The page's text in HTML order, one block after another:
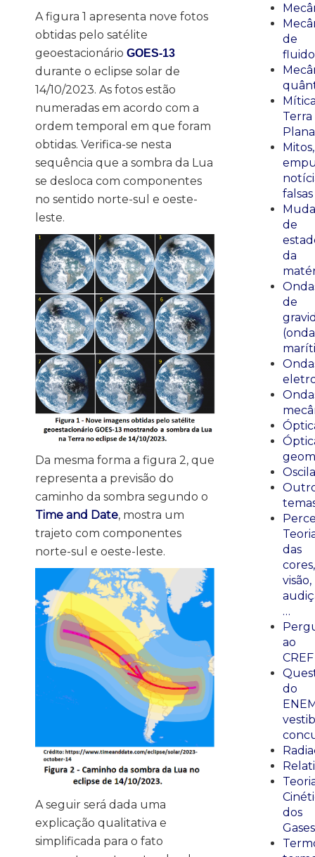
A figura 1 apresenta nove fotos
obtidas pelo satélite
geoestacionário GOES-13
durante o eclipse solar de
14/10/2023. As fotos estão
numeradas em acordo com a
ordem temporal em que foram
obtidas. Verifica-se nesta
sequência que a sombra da Lua
se desloca com componentes
no sentido norte-sul e oeste-
leste.
Da mesma forma a figura 2, que
representa a previsão do
caminho da sombra segundo o
Time and Date, mostra um
trajeto com componentes
norte-sul e oeste-leste.
A seguir será dada uma
explicação qualitativa e
simplificada para o fato
de
Terra
Plana
Mitos,
falsas
de
da
de
das
cores,
visão,
…
ao
CREF
do
dos
Gases